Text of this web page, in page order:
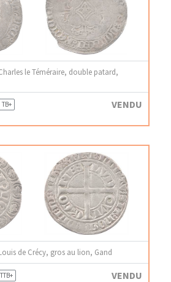
le Téméraire, double patard,
TB+ VENDU
de Crécy, gros au lion, Gand
TTB+ VENDU